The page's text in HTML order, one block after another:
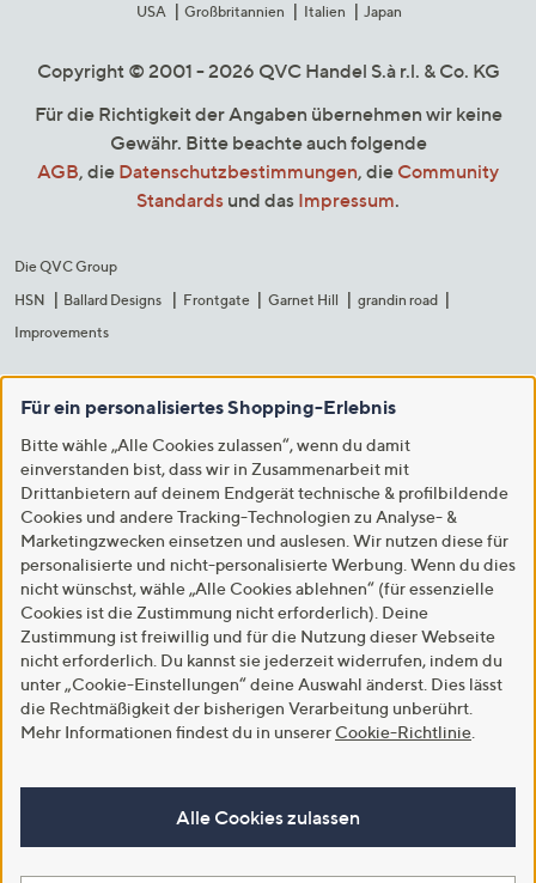
USA
Großbritannien Italien Japan
Copyright © 2001 - 2026 QVC Handel S.à r.l. & Co. KG
Für die Richtigkeit der Angaben übernehmen wir keine
Gewähr. Bitte beachte auch folgende
AGB, die Datenschutzbestimmungen, die Community
Standards und das Impressum.
Die QVC Group
HSN
Ballard Designs Frontgate Garnet Hill
grandin road
Improvements
Für ein personalisiertes Shopping-Erlebnis
Bitte wähle „Alle Cookies zulassen“, wenn du damit
einverstanden bist, dass wir in Zusammenarbeit mit
Drittanbietern auf deinem Endgerät technische & profilbildende
Cookies und andere Tracking-Technologien zu Analyse- &
Marketingzwecken einsetzen und auslesen. Wir nutzen diese für
personalisierte und nicht-personalisierte Werbung. Wenn du dies
nicht wünschst, wähle „Alle Cookies ablehnen“ (für essenzielle
Cookies ist die Zustimmung nicht erforderlich). Deine
Zustimmung ist freiwillig und für die Nutzung dieser Webseite
nicht erforderlich. Du kannst sie jederzeit widerrufen, indem du
unter „Cookie-Einstellungen“ deine Auswahl änderst. Dies lässt
die Rechtmäßigkeit der bisherigen Verarbeitung unberührt.
Mehr Informationen findest du in unserer Cookie-Richtlinie
Alle Cookies zulassen